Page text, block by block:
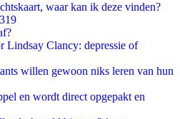
waar kan ik deze vinden?
Lindsay Clancy: depressie of
willen gewoon niks leren van hun
en wordt direct opgepakt en